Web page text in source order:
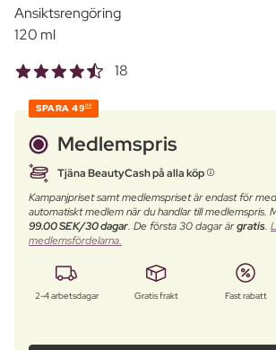
Ansiktsrengöring
120 ml
18
SPARA 4900
Medlemspris
Tjäna BeautyCash på alla köp
Kampanjpriset samt medlemspriset är endast för
automatiskt medlem när du handlar till medlemspris.
99.00 SEK/30 dagar. De första 30 dagar ärgratis.
medlemsfördelarna.
2-4 arbetsdagar Gratis frakt Fast rabatt